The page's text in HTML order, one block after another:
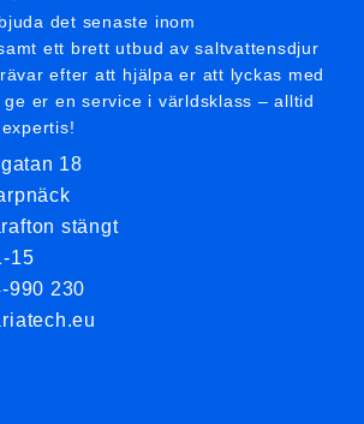
det senaste inom
ett brett utbud av saltvattensdjur
efter att hjälpa er att lyckas med
er en service i världsklass – alltid
18
stängt
15
990 230